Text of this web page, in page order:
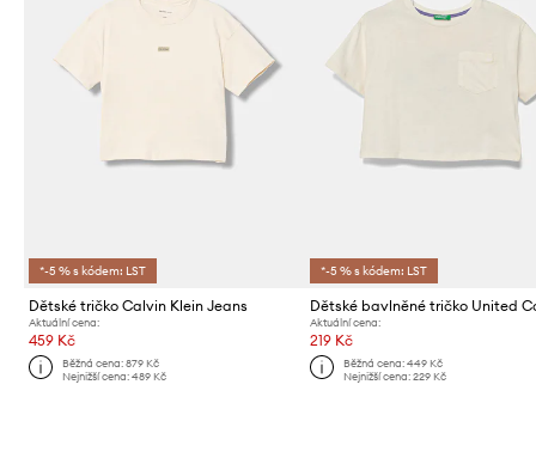
*-5 % s kódem: LST
Dětské tričko Calvin Klein Jeans
Aktuální cena:
459 Kč
Běžná cena:879 Kč
Nejnižší cena:489 Kč
*-5 % s kódem: LST
Aktuální cena:
219 Kč
Běžná cena: 449 Kč
Nejnižší cena: 229 Kč